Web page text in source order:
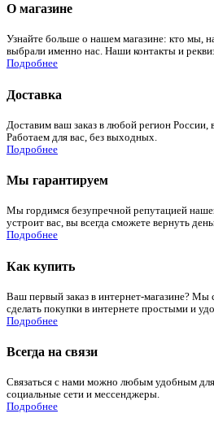
О магазине
Узнайте больше о нашем магазине: кто мы,
выбрали именно нас. Наши контакты и
Подробнее
Доставка
Доставим ваш заказ в любой регион России,
Работаем для вас, без выходных.
Подробнее
Мы гарантируем
Мы гордимся безупречной репутацией
устроит вас, вы всегда сможете вернуть
Подробнее
Как купить
Ваш первый заказ в интернет-магазине? Мы
сделать покупки в интернете простыми и
Подробнее
Всегда на связи
Связаться с нами можно любым удобным
социальные сети и мессенджеры.
Подробнее